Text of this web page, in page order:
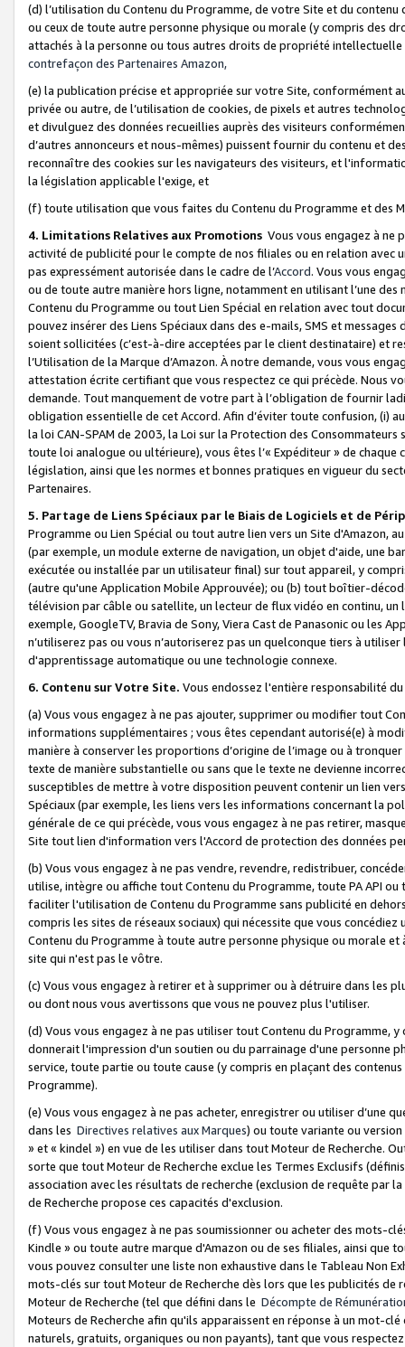
(d) l’utilisation du Contenu du Programme, de votre Site et du
ou ceux de toute autre personne physique ou morale (y compris des
attachés à la personne ou tous autres droits de propriété
contrefaçon des Partenaires Amazon,
(e) la publication précise et appropriée sur votre Site, conformément
privée ou autre, de l’utilisation de cookies, de pixels et autres
et divulguez des données recueillies auprès des visiteurs
d’autres annonceurs et nous-mêmes) puissent fournir du contenu et
reconnaître des cookies sur les navigateurs des visiteurs, et
la législation applicable l'exige, et
(f) toute utilisation que vous faites du Contenu du Programme et des
4. Limitations Relatives aux Promotions Vous vous engagez à ne
activité de publicité pour le compte de nos filiales ou en relation avec
pas expressément autorisée dans le cadre de l’Accord. Vous vous
ou de toute autre manière hors ligne, notamment en utilisant l’une
Contenu du Programme ou tout Lien Spécial en relation avec tout
pouvez insérer des Liens Spéciaux dans des e-mails, SMS et
soient sollicitées (c’est-à-dire acceptées par le client destinataire) et
l’Utilisation de la Marque d’Amazon. À notre demande, vous vous
attestation écrite certifiant que vous respectez ce qui précède. Nous
demande. Tout manquement de votre part à l’obligation de fournir
obligation essentielle de cet Accord. Afin d’éviter toute confusion, (i)
la loi CAN-SPAM de 2003, la Loi sur la Protection des
toute loi analogue ou ultérieure), vous êtes l’« Expéditeur » de
législation, ainsi que les normes et bonnes pratiques en vigueur du
Partenaires.
5. Partage de Liens Spéciaux par le Biais de Logiciels et de
Programme ou Lien Spécial ou tout autre lien vers un Site d'Amazon,
(par exemple, un module externe de navigation, un objet d'aide, une
exécutée ou installée par un utilisateur final) sur tout appareil, y
(autre qu'une Application Mobile Approuvée); ou (b) tout boîtier-
télévision par câble ou satellite, un lecteur de flux vidéo en continu,
exemple, GoogleTV, Bravia de Sony, Viera Cast de Panasonic ou les
n’utiliserez pas ou vous n’autoriserez pas un quelconque tiers à
d'apprentissage automatique ou une technologie connexe.
6. Contenu sur Votre Site. Vous endossez l'entière responsabilité
(a) Vous vous engagez à ne pas ajouter, supprimer ou modifier tout
informations supplémentaires ; vous êtes cependant autorisé(e) à
manière à conserver les proportions d’origine de l’image ou à
texte de manière substantielle ou sans que le texte ne devienne
susceptibles de mettre à votre disposition peuvent contenir un lien
Spéciaux (par exemple, les liens vers les informations concernant la
générale de ce qui précède, vous vous engagez à ne pas retirer,
Site tout lien d'information vers l'Accord de protection des données
(b) Vous vous engagez à ne pas vendre, revendre, redistribuer,
utilise, intègre ou affiche tout Contenu du Programme, toute PA API
faciliter l'utilisation de Contenu du Programme sans publicité en
compris les sites de réseaux sociaux) qui nécessite que vous
Contenu du Programme à toute autre personne physique ou morale
site qui n'est pas le vôtre.
(c) Vous vous engagez à retirer et à supprimer ou à détruire dans les
ou dont nous vous avertissons que vous ne pouvez plus l'utiliser.
(d) Vous vous engagez à ne pas utiliser tout Contenu du Programme,
donnerait l'impression d'un soutien ou du parrainage d'une personne
service, toute partie ou toute cause (y compris en plaçant des
Programme).
(e) Vous vous engagez à ne pas acheter, enregistrer ou utiliser d’une
dans les Directives relatives aux Marques) ou toute variante ou
» et « kindel ») en vue de les utiliser dans tout Moteur de Recherche.
sorte que tout Moteur de Recherche exclue les Termes Exclusifs
association avec les résultats de recherche (exclusion de requête
de Recherche propose ces capacités d'exclusion.
(f) Vous vous engagez à ne pas soumissionner ou acheter des mots-
Kindle » ou toute autre marque d'Amazon ou de ses filiales, ainsi que
vous pouvez consulter une liste non exhaustive dans le Tableau Non
mots-clés sur tout Moteur de Recherche dès lors que les publicités de
Moteur de Recherche (tel que défini dans le Décompte de
Moteurs de Recherche afin qu'ils apparaissent en réponse à un mot-
naturels, gratuits, organiques ou non payants), tant que vous